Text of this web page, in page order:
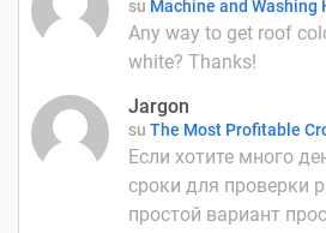
su Machine and Washing
Any way to get roof
white? Thanks!
Jargon
su The Most Profitable
Если хотите много
сроки для проверки
простой вариант